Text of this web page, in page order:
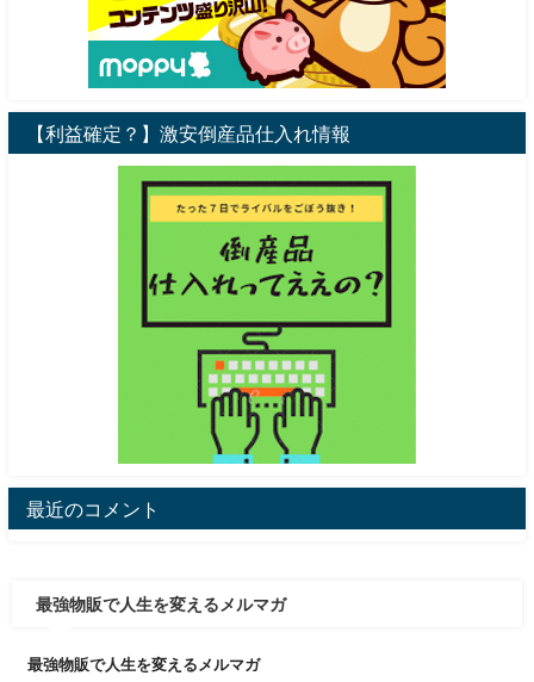
【利益確定？】激安倒産品仕入れ情報
最近のコメント
最強物販で人生を変えるメルマガ
最強物販で人生を変えるメルマガ